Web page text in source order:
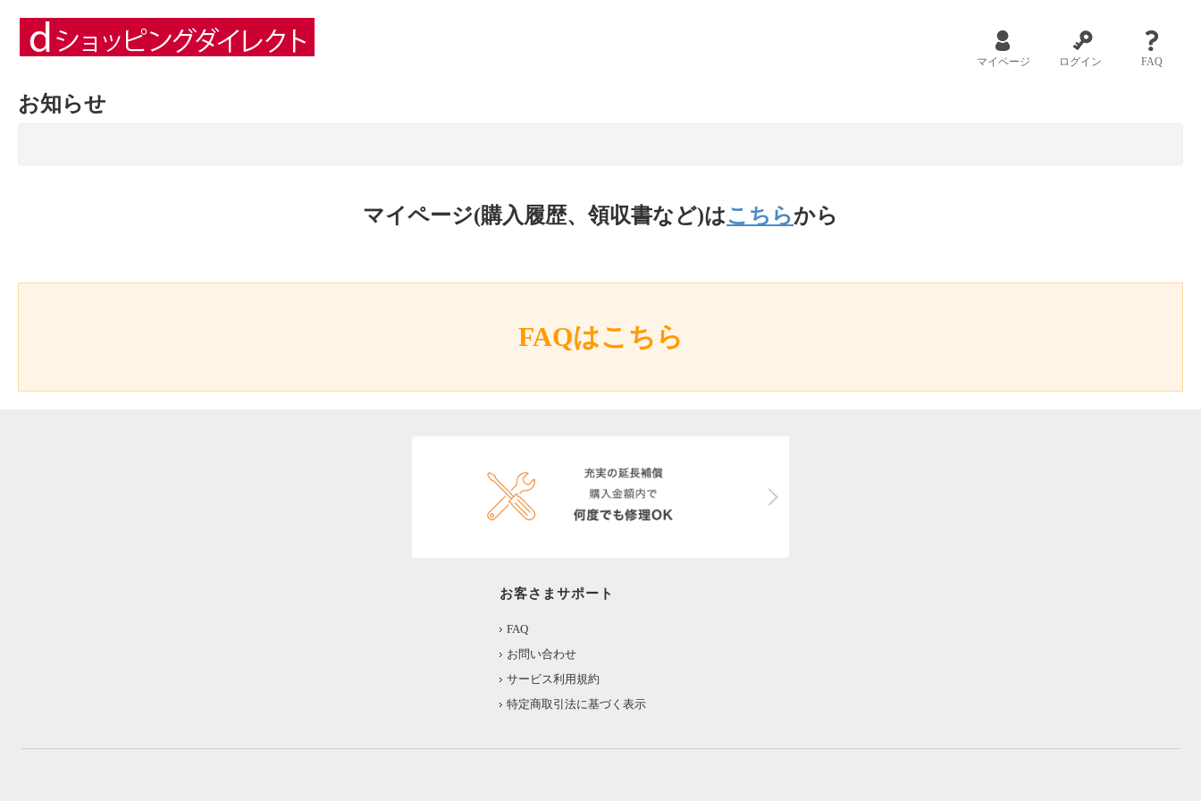
マイページ ログイン FAQ
お知らせ
マイページ(購入履歴、領収書など)はこちらから
FAQはこちら
お客さまサポート
FAQ
お問い合わせ
サービス利用規約
特定商取引法に基づく表示